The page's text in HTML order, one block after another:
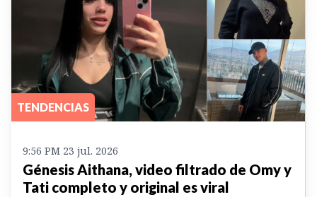
TENDENCIAS
9:56 PM 23 jul. 2026
Génesis Aithana, video filtrado de Omy y
Tati completo y original es viral